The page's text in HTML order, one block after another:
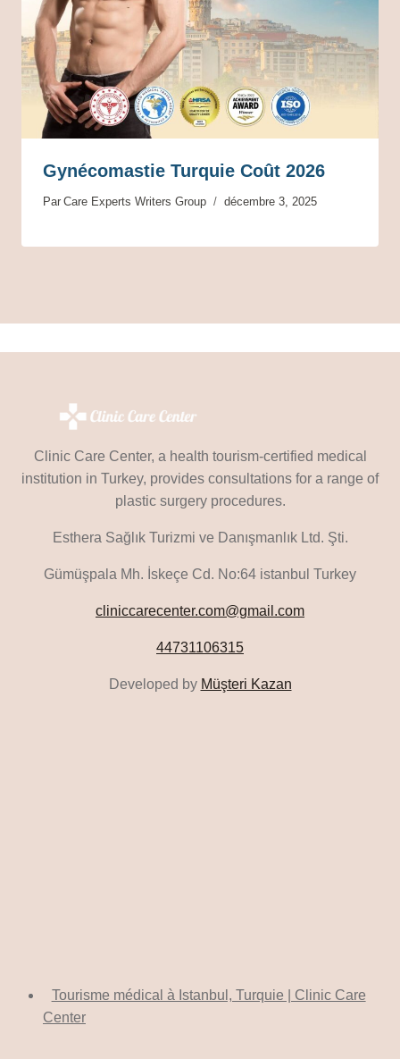
Gynécomastie Turquie Coût 2026
Par Care Experts Writers Group décembre 3, 2025
Clinic Care Center, a health tourism-certified medical
institution in Turkey, provides consultations for a range of
plastic surgery procedures.
Esthera Sağlık Turizmi ve Danışmanlık Ltd. Şti.
Gümüşpala Mh. İskeçe Cd. No:64 istanbul Turkey
cliniccarecenter.com@gmail.com
44731106315
Developed by Müşteri Kazan
Tourisme médical à Istanbul, Turquie | Clinic Care
Center